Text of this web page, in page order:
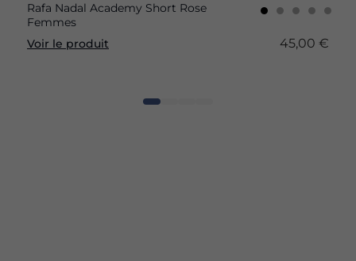
Rafa Nadal Academy Short Rose
Femmes
Voir le produit
45,00 €